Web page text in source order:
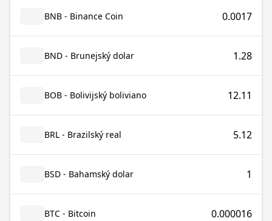
BNB - Binance Coin 0.0017
BND - Brunejský dolar 1.28
BOB - Bolivijský boliviano 12.11
BRL - Brazilský real 5.12
BSD - Bahamský dolar 1
BTC - Bitcoin 0.000016